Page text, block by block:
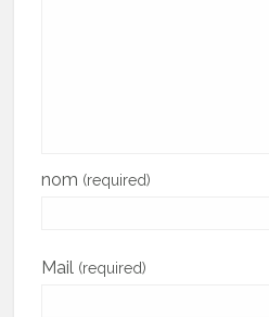
nom (required)
Mail (required)